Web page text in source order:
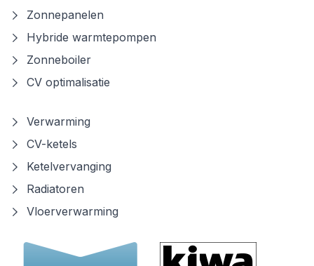
Zonnepanelen
Hybride warmtepompen
Zonneboiler
CV optimalisatie
Verwarming
CV-ketels
Ketelvervanging
Radiatoren
Vloerverwarming